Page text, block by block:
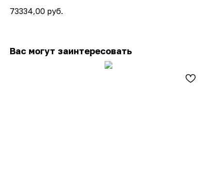
73334,00 руб.
Вас могут заинтересовать